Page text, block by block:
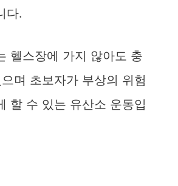
다.
헬스장에 가지 않아도 충
며 초보자가 부상의 위험
할 수 있는 유산소 운동입